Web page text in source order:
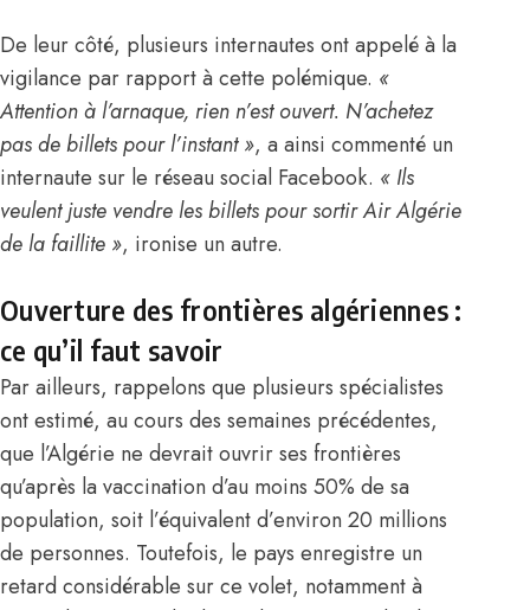
De leur côté, plusieurs internautes ont appelé à la
vigilance par rapport à cette polémique. «
Attention à l’arnaque, rien n’est ouvert. N’achetez
pas de billets pour l’instant », a ainsi commenté un
internaute sur le réseau social Facebook. « Ils
veulent juste vendre les billets pour sortirAir Algérie
de la faillite », ironise un autre.
Ouverture des frontières algériennes :
ce qu’il faut savoir
Par ailleurs, rappelons que plusieurs spécialistes
ont estimé, au cours des semaines précédentes,
que l’Algérie ne devrait ouvrir ses frontières
qu’après la vaccination d’au moins 50% de sa
population, soit l’équivalent d’environ 20 millions
de personnes. Toutefois, le pays enregistre un
retard considérable sur ce volet, notamment à